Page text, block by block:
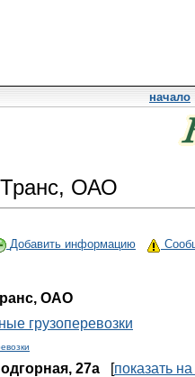
начало
ОАО
Добавить информацию
ОАО
грузоперевозки
27а [показать